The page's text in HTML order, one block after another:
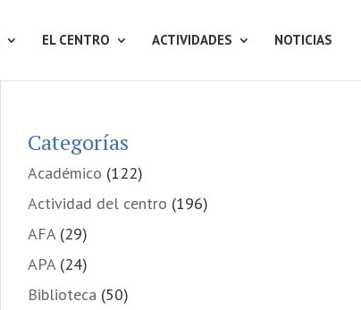
EL CENTRO ACTIVIDADES NOTICIAS
Categorías
Académico (122)
Actividad del centro (196)
AFA(29)
APA(24)
Biblioteca (50)